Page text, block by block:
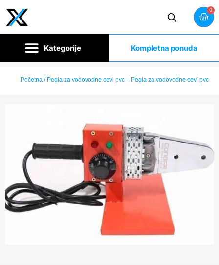
0
Kompletna ponuda
Početna/ Pegla za vodovodne cevi pvc – Pegla za vodovodne cevi pvc